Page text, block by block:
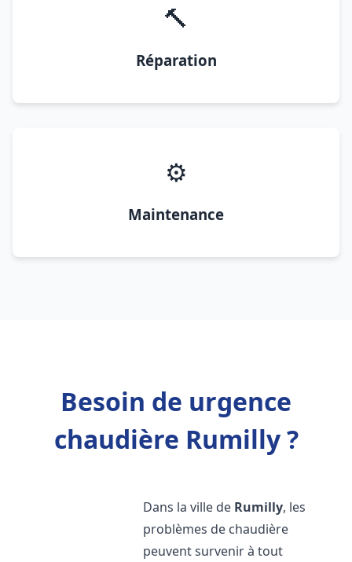
🔨
Réparation
⚙️
Maintenance
Besoin de urgence
chaudière Rumilly ?
Dans la ville de Rumilly, les
problèmes de chaudière
peuvent survenir à tout